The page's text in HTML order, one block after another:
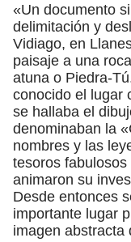
«Un documento
delimitación y
Vidiago, en
paisaje a una
atuna o Piedra-
conocido el lugar
se hallaba el
denominaban la
nombres y las
tesoros
animaron su
Desde entonces
importante lugar
imagen abstracta